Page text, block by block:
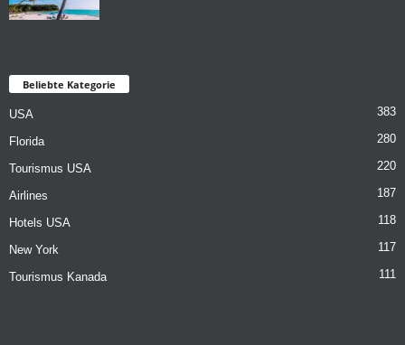
Beliebte Kategorie
USA 383
Florida 280
Tourismus USA 220
Airlines 187
Hotels USA 118
New York 117
Tourismus Kanada 111